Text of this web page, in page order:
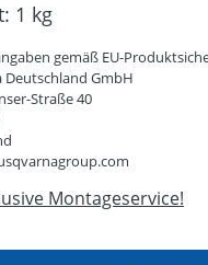
1 kg
gemäß EU-
Deutschland GmbH
Straße 40
Montageservice!